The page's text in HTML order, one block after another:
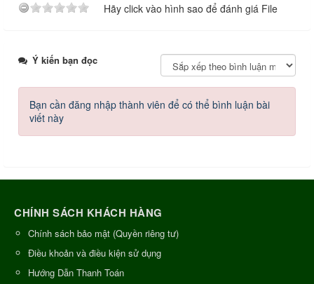
Hãy click vào hình sao để đánh giá File
Ý kiến bạn đọc
Bạn cần đăng nhập thành viên để có thể bình luận bài
viết này
CHÍNH SÁCH KHÁCH HÀNG
Chính sách bảo mật (Quyền riêng tư)
Điều khoản và điều kiện sử dụng
Hướng Dẫn Thanh Toán